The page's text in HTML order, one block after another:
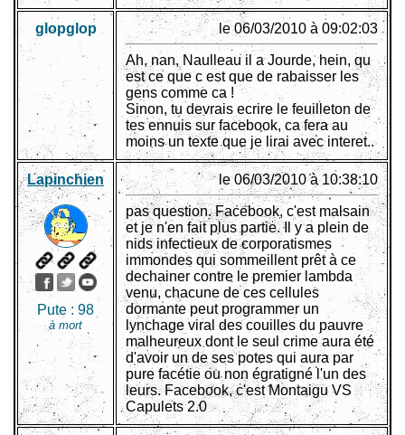
glopglop le 06/03/2010 à 09:02:03
Ah, nan, Naulleau il a Jourde, hein, qu
est ce que c est que de rabaisser les
gens comme ca !
Sinon, tu devrais ecrire le feuilleton de
tes ennuis sur facebook, ca fera au
moins un texte que je lirai avec interet..
Lapinchien
Pute : 98
à mort
le 06/03/2010 à 10:38:10
pas question. Facebook, c'est malsain
et je n'en fait plus partie. Il y a plein de
nids infectieux de corporatismes
immondes qui sommeillent prêt à ce
dechainer contre le premier lambda
venu, chacune de ces cellules
dormante peut programmer un
lynchage viral des couilles du pauvre
malheureux dont le seul crime aura été
d'avoir un de ses potes qui aura par
pure facétie ou non égratigné l'un des
leurs. Facebook, c'est Montaigu VS
Capulets 2.0